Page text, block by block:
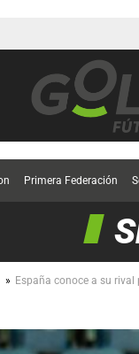
Primera Federación
» España conoce a su